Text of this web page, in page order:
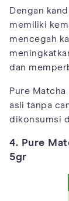
Dengan
memiliki
mencegah
dan
Pure
asli tanpa
dikonsumsi
4. Pure
5gr